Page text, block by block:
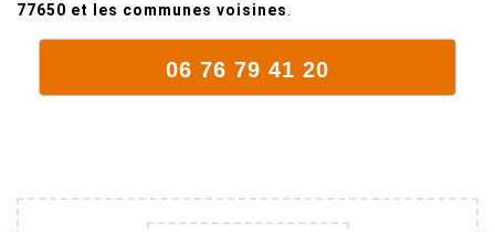
77650 et les communes voisines
06 76 79 41 20